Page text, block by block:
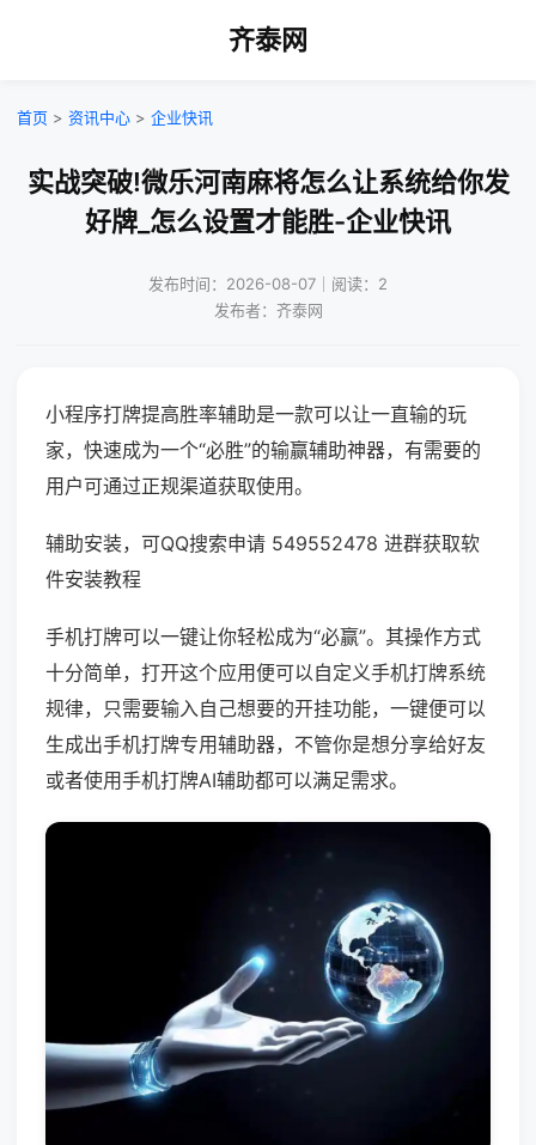
齐泰网
首页 > 资讯中心 > 企业快讯
实战突破!微乐河南麻将怎么让系统给你发
好牌_怎么设置才能胜-企业快讯
发布时间：2026-08-07｜阅读：2
发布者：齐泰网
小程序打牌提高胜率辅助是一款可以让一直输的玩
家，快速成为一个“必胜”的输赢辅助神器，有需要的
用户可通过正规渠道获取使用。
辅助安装，可QQ搜索申请 549552478 进群获取软
件安装教程
手机打牌可以一键让你轻松成为“必赢”。其操作方式
十分简单，打开这个应用便可以自定义手机打牌系统
规律，只需要输入自己想要的开挂功能，一键便可以
生成出手机打牌专用辅助器，不管你是想分享给好友
或者使用手机打牌AI辅助都可以满足需求。